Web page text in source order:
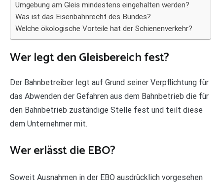
Umgebung am Gleis mindestens eingehalten werden?
Was ist das Eisenbahnrecht des Bundes?
Welche ökologische Vorteile hat der Schienenverkehr?
Wer legt den Gleisbereich fest?
Der Bahnbetreiber legt auf Grund seiner Verpflichtung für
das Abwenden der Gefahren aus dem Bahnbetrieb die für
den Bahnbetrieb zuständige Stelle fest und teilt diese
dem Unternehmer mit.
Wer erlässt die EBO?
Soweit Ausnahmen in der EBO ausdrücklich vorgesehen